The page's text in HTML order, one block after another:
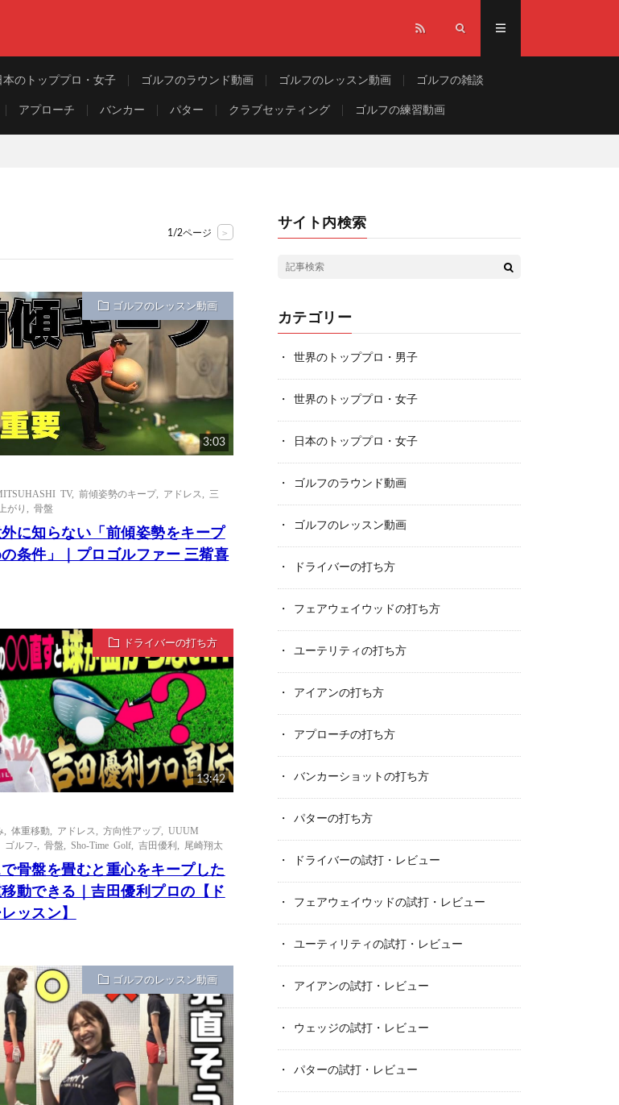
本のトッププロ・女子 ゴルフのラウンド動画 ゴルフのレッスン動画 ゴルフの雑談
アプローチ バンカー パター クラブセッティング ゴルフの練習動画
1/2ページ >
ゴルフのレッスン動画
3:03
TV,前傾姿勢のキープ, アドレス
三
がり ,骨盤
に知らない「前傾姿勢をキープ
条件」｜プロゴルファー 三觜喜
ドライバーの打ち方
13:42
,体重移動 アドレス ,方向性アップ,UUUM
ゴルフ- ,骨盤 ,Sho-Time Golf ,吉田優利 尾崎翔太
骨盤を畳むと重心をキープした
動できる｜吉田優利プロの【ド
ッスン】
ゴルフのレッスン動画
サイト内検索
カテゴリー
世界のトッププロ・男子
世界のトッププロ・女子
日本のトッププロ・女子
ゴルフのラウンド動画
ゴルフのレッスン動画
ドライバーの打ち方
フェアウェイウッドの打ち方
ユーテリティの打ち方
アイアンの打ち方
アプローチの打ち方
バンカーショットの打ち方
パターの打ち方
ドライバーの試打・レビュー
フェアウェイウッドの試打・レビュー
ユーティリティの試打・レビュー
アイアンの試打・レビュー
ウェッジの試打・レビュー
パターの試打・レビュー